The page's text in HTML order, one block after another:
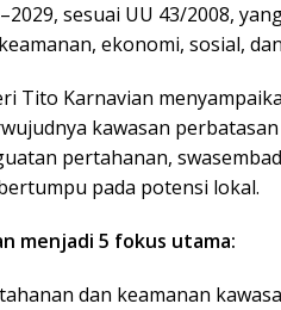
sesuai UU 43/2008,
ekonomi, sosial,
Tito Karnavian
kawasan
pertahanan,
pada potensi lokal.
menjadi 5 fokus utama:
dan keamanan